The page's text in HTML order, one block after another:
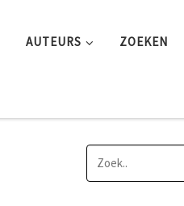
AUTEURS ZOEKEN